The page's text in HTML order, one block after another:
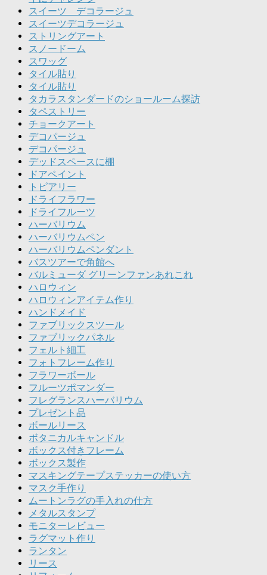
スイーツ デコラージュ
スイーツデコラージュ
ストリングアート
スノードーム
スワッグ
タイル貼り
タイル貼り
タカラスタンダードのショールーム探訪
タペストリー
チョークアート
デコパージュ
デコパージュ
デッドスペースに棚
ドアペイント
トピアリー
ドライフラワー
ドライフルーツ
ハーバリウム
ハーバリウムペン
ハーバリウムペンダント
バスツアーで角館へ
バルミューダ グリーンファンあれこれ
ハロウィン
ハロウィンアイテム作り
ハンドメイド
ファブリックスツール
ファブリックパネル
フェルト細工
フォトフレーム作り
フラワーボール
フルーツポマンダー
フレグランスハーバリウム
プレゼント品
ボールリース
ボタニカルキャンドル
ボックス付きフレーム
ボックス製作
マスキングテープステッカーの使い方
マスク手作り
ムートンラグの手入れの仕方
メタルスタンプ
モニターレビュー
ラグマット作り
ランタン
リース